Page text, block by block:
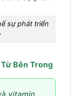
sự phát triển
Bên Trong